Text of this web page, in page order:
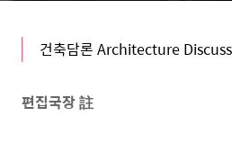
건축담론 Architecture
편집국장 註